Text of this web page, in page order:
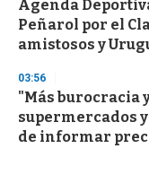
Agenda
Peñarol por el
amistosos y
03:56
"Más burocracia
supermercados
de informar